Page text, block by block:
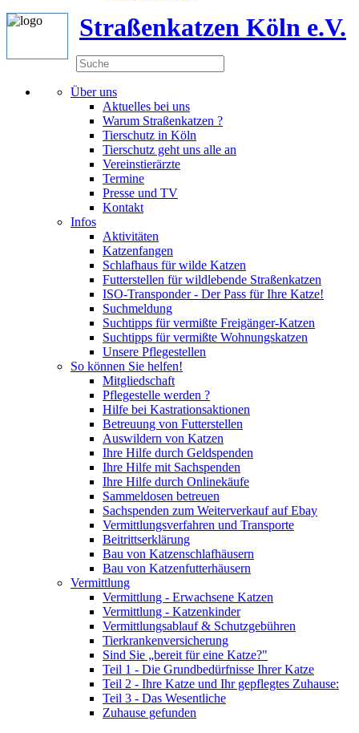
Straßenkatzen Köln e.V.
Über uns
Aktuelles bei uns
Warum Straßenkatzen ?
Tierschutz in Köln
Tierschutz geht uns alle an
Vereinstierärzte
Termine
Presse und TV
Kontakt
Infos
Aktivitäten
Katzenfangen
Schlafhaus für wilde Katzen
Futterstellen für wildlebende Straßenkatzen
ISO-Transponder - Der Pass für Ihre Katze!
Suchmeldung
Suchtipps für vermißte Freigänger-Katzen
Suchtipps für vermißte Wohnungskatzen
Unsere Pflegestellen
So können Sie helfen!
Mitgliedschaft
Pflegestelle werden ?
Hilfe bei Kastrationsaktionen
Betreuung von Futterstellen
Auswildern von Katzen
Ihre Hilfe durch Geldspenden
Ihre Hilfe mit Sachspenden
Ihre Hilfe durch Onlinekäufe
Sammeldosen betreuen
Sachspenden zum Weiterverkauf auf Ebay
Vermittlungsverfahren und Transporte
Beitrittserklärung
Bau von Katzenschlafhäusern
Bau von Katzenfutterhäusern
Vermittlung
Vermittlung - Erwachsene Katzen
Vermittlung - Katzenkinder
Vermittlungsablauf & Schutzgebühren
Tierkrankenversicherung
Sind Sie „bereit für eine Katze?"
Teil 1 - Die Grundbedürfnisse Ihrer Katze
Teil 2 - Ihre Katze und Ihr gepflegtes Zuhause:
Teil 3 - Das Wesentliche
Zuhause gefunden